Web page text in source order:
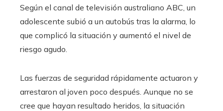
Según el canal de televisión australiano ABC, un
adolescente subió a un autobús tras la alarma, lo
que complicó la situación y aumentó el nivel de
riesgo agudo.
Las fuerzas de seguridad rápidamente actuaron y
arrestaron al joven poco después. Aunque no se
cree que hayan resultado heridos, la situación